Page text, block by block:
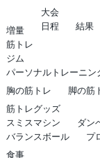
増量
大会
日程
結果
筋トレ
ジム
パーソナルトレーニン
胸の筋トレ
脚の筋
筋トレグッズ
スミスマシン
ダン
バランスボール
プ
食事